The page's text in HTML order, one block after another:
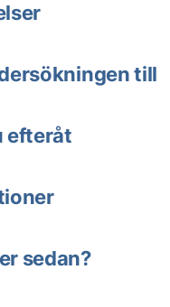
till
efteråt
sedan?